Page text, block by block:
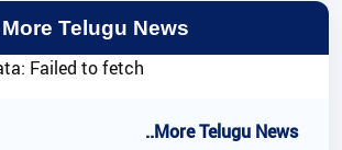
More Telugu News
Failed to fetch
..More Telugu News